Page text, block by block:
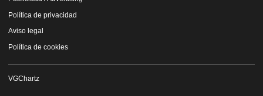
Política de privacidad
Aviso legal
Política de cookies
VGChartz